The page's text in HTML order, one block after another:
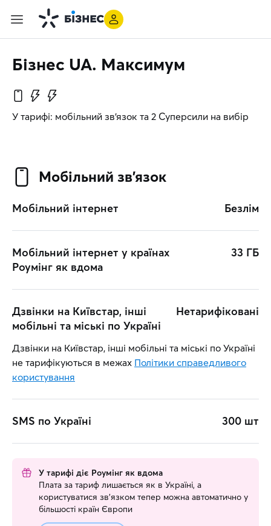
Бізнес UA. Максимум
У тарифі: мобільний зв’язок та 2 Суперсили на вибір
Мобільний зв’язок
Мобільний інтернет Безлім
Мобільний інтернет у країнах
Роумінг як вдома
33 ГБ
Дзвінки на Київстар, інші
мобільні та міські по Україні
Нетарифіковані
Дзвінки на Київстар, інші мобільні та міські по Україні
не тарифікуються в межах Політики справедливого
користування
SMS по Україні 300 шт
У тарифі діє Роумінг як вдома
Плата за тариф лишається як в Україні, а
користуватися зв’язком тепер можна автоматично у
більшості країн Європи